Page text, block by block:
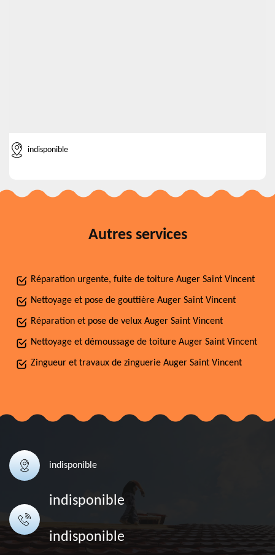
indisponible
Autres services
Réparation urgente, fuite de toiture Auger Saint Vincent
Nettoyage et pose de gouttière Auger Saint Vincent
Réparation et pose de velux Auger Saint Vincent
Nettoyage et démoussage de toiture Auger Saint Vincent
Zingueur et travaux de zinguerie Auger Saint Vincent
indisponible
indisponible
indisponible